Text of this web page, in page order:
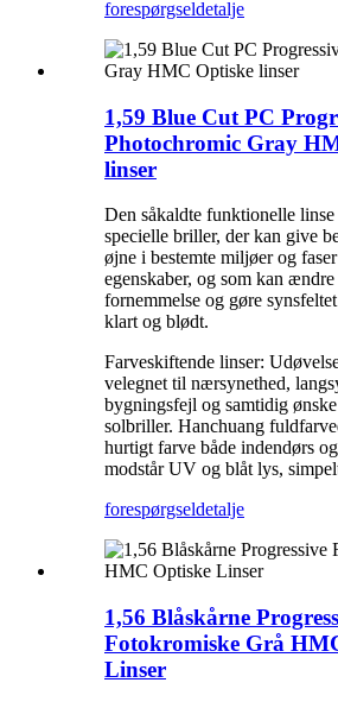
forespørgseldetalje
1,59 Blue Cut PC
Photochromic Gray
linser
Den såkaldte funktionelle
specielle briller, der kan give
øjne i bestemte miljøer og
egenskaber, og som kan
fornemmelse og gøre
klart og blødt.
Farveskiftende linser:
velegnet til nærsynethed,
bygningsfejl og samtidig
solbriller. Hanchuang
hurtigt farve både indendørs
modstår UV og blåt lys,
forespørgseldetalje
1,56 Blåskårne
Fotokromiske Grå
Linser